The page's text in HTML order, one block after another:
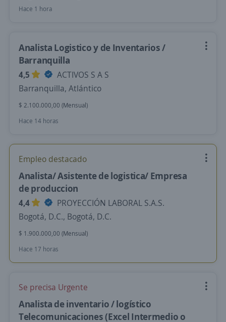
Hace 1 hora
Analista Logistico y de Inventarios /
Barranquilla
4,5
ACTIVOS S A S
Barranquilla, Atlántico
$ 2.100.000,00 (Mensual)
Hace 14 horas
Empleo destacado
Analista/ Asistente de logistica/ Empresa
de produccion
4,4
PROYECCIÓN LABORAL S.A.S.
Bogotá, D.C., Bogotá, D.C.
$ 1.900.000,00 (Mensual)
Hace 17 horas
Se precisa Urgente
Analista de inventario / logístico
Telecomunicaciones (Excel Intermedio o